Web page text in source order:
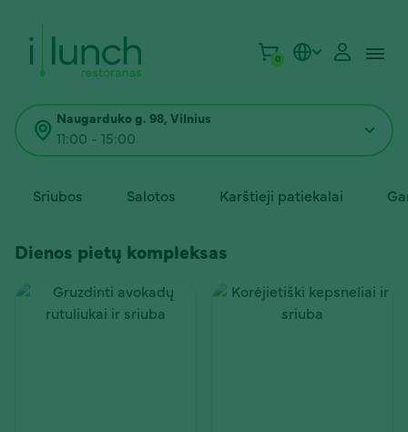
0
Naugarduko g. 98, Vilnius
11:00 - 15:00
Sriubos Salotos Karštieji patiekalai
Dienos pietų kompleksas